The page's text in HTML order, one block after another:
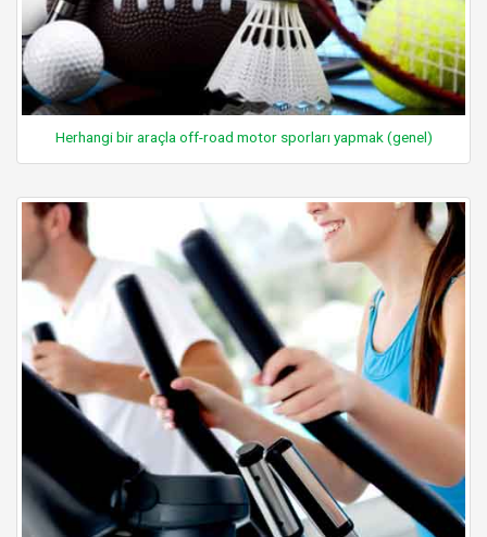
Herhangi bir araçla off-road motor sporları yapmak (genel)